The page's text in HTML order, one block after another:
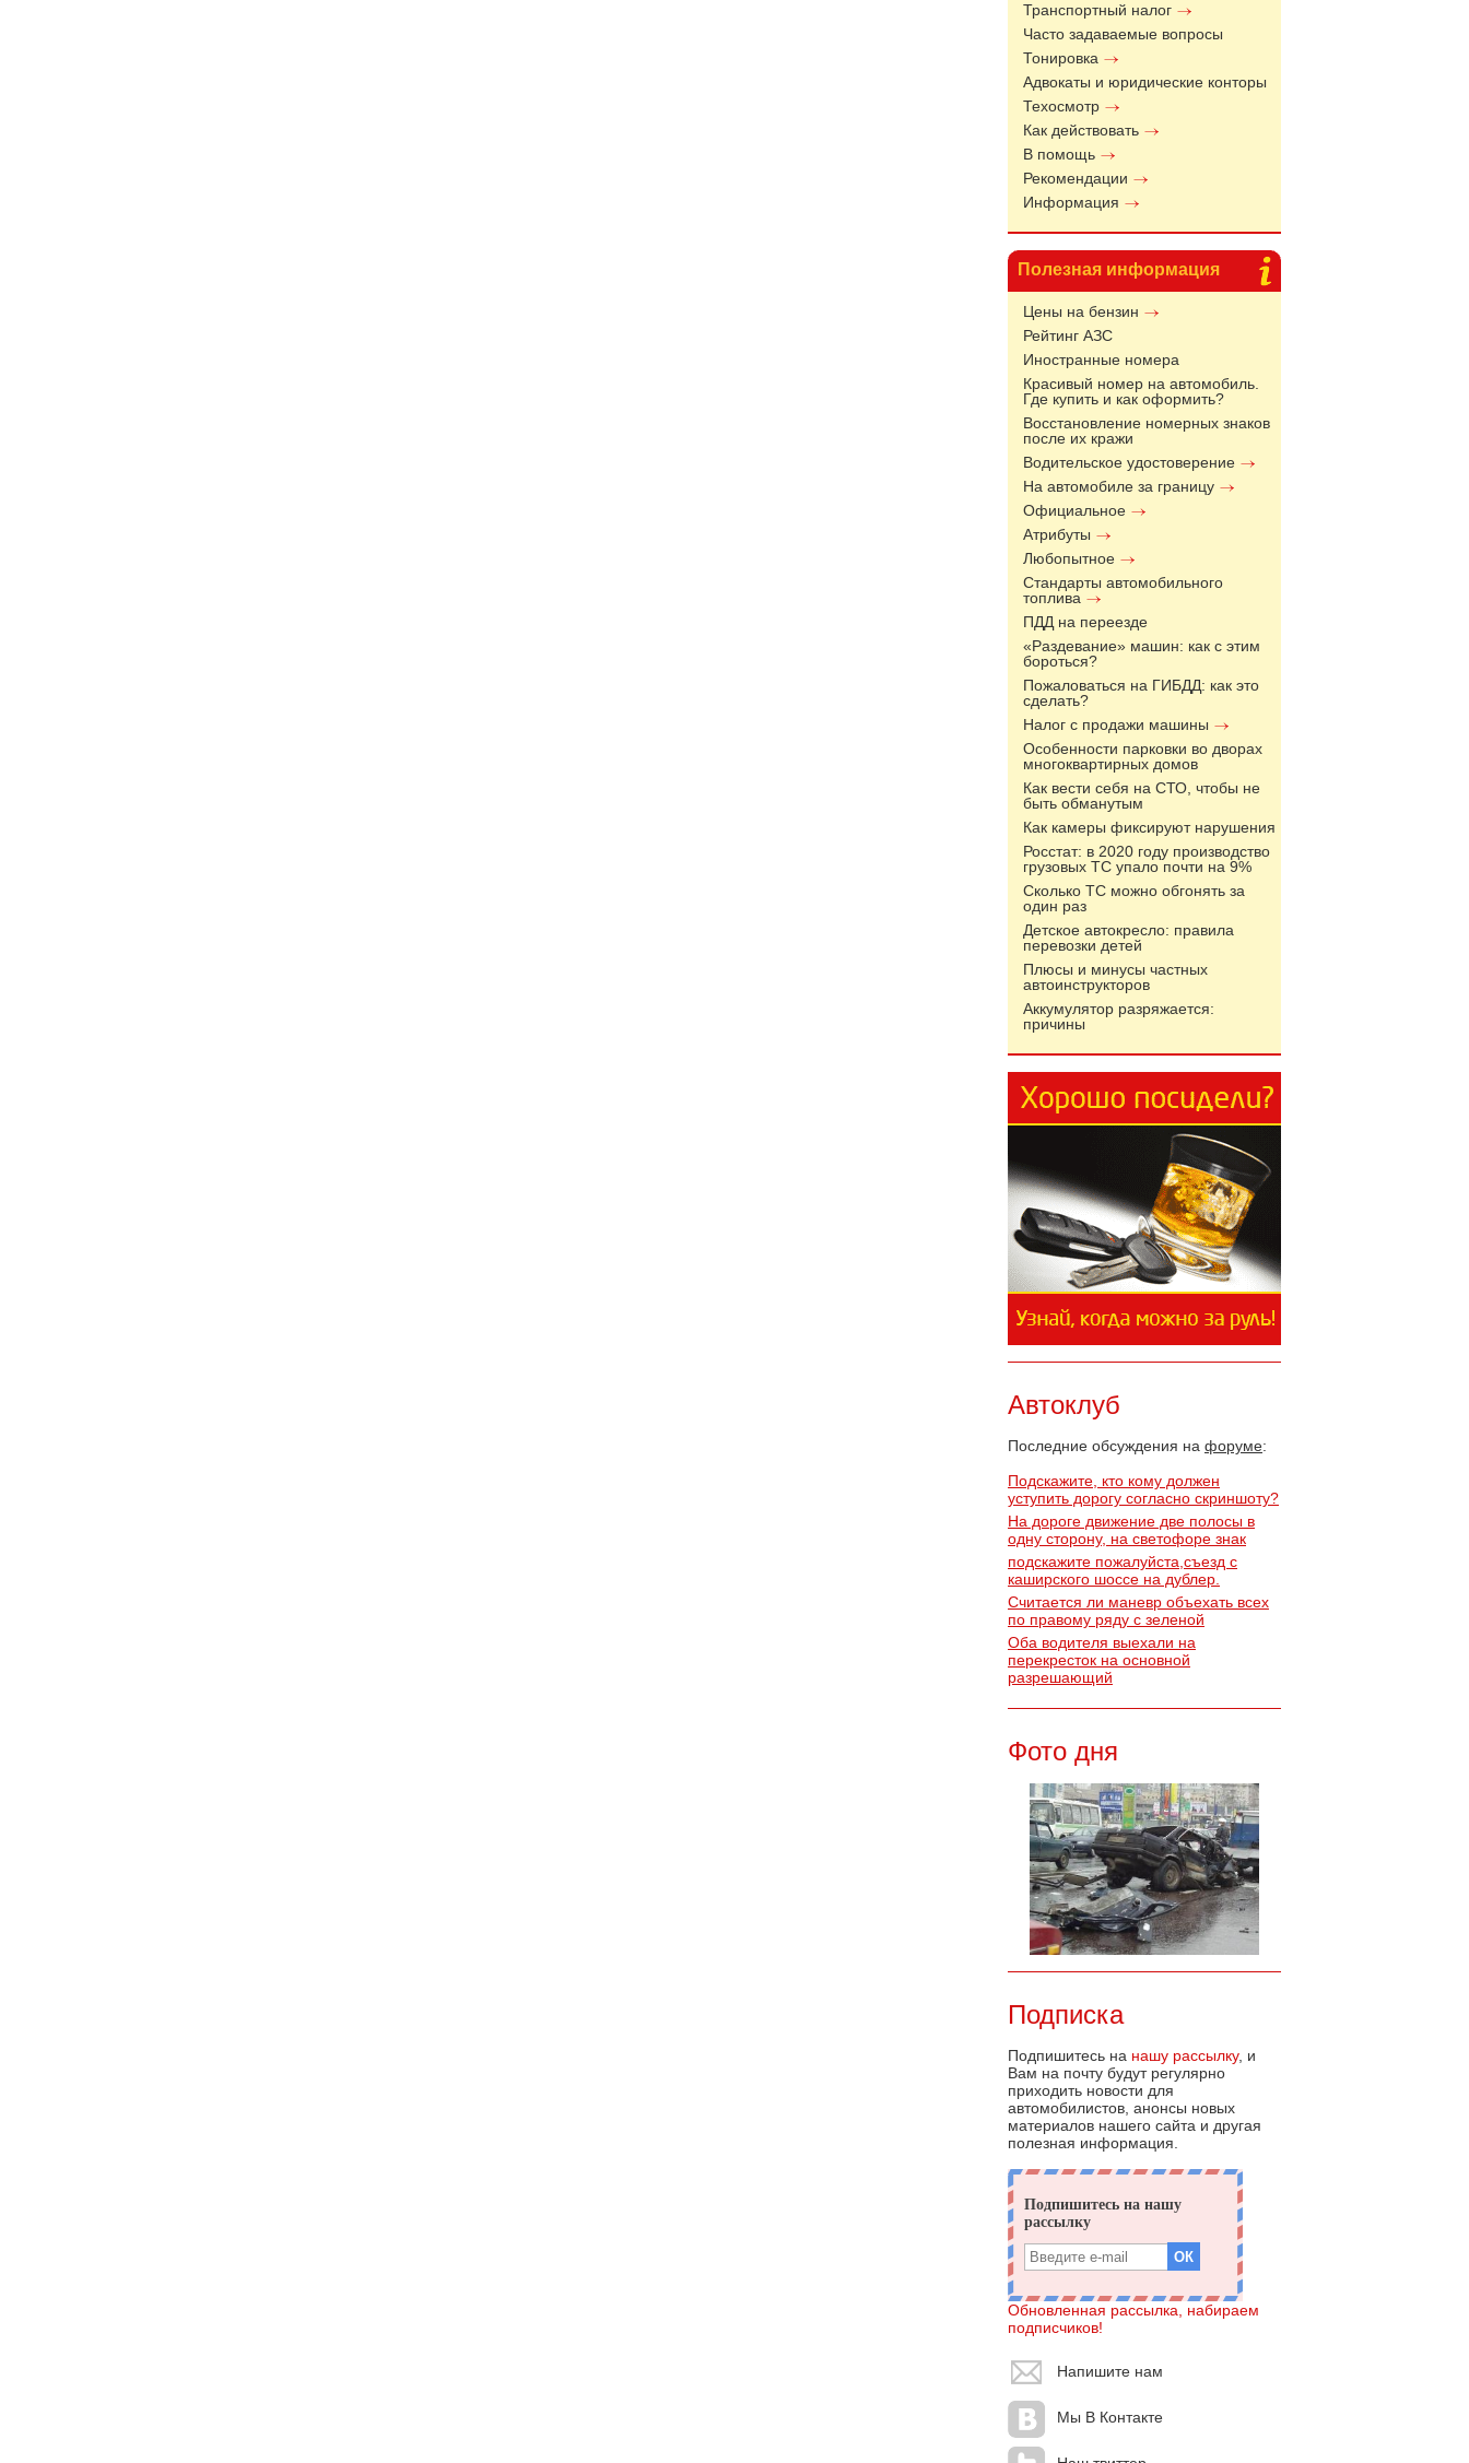
Транспортный налог
Часто задаваемые вопросы
Тонировка
Адвокаты и юридические конторы
Техосмотр
Как действовать
В помощь
Рекомендации
Информация
Полезная информация
Цены на бензин
Рейтинг АЗС
Иностранные номера
Красивый номер на автомобиль.
Где купить и как оформить?
Восстановление номерных знаков
после их кражи
Водительское удостоверение
На автомобиле за границу
Официальное
Атрибуты
Любопытное
Стандарты автомобильного
топлива
ПДД на переезде
«Раздевание» машин: как с этим
бороться?
Пожаловаться на ГИБДД: как это
сделать?
Налог с продажи машины
Особенности парковки во дворах
многоквартирных домов
Как вести себя на СТО, чтобы не
быть обманутым
Как камеры фиксируют нарушения
Росстат: в 2020 году производство
грузовых ТС упало почти на 9%
Сколько ТС можно обгонять за
один раз
Детское автокресло: правила
перевозки детей
Плюсы и минусы частных
автоинструкторов
Аккумулятор разряжается:
причины
Автоклуб
Последние обсуждения на форуме:
Подскажите, кто кому должен
уступить дорогу согласно скриншоту?
На дороге движение две полосы в
одну сторону, на светофоре знак
подскажите пожалуйста,съезд с
каширского шоссе на дублер.
Считается ли маневр объехать всех
по правому ряду с зеленой
Оба водителя выехали на
перекресток на основной
разрешающий
Фото дня
Подписка
Подпишитесь на нашу рассылку, и
Вам на почту будут регулярно
приходить новости для
автомобилистов, анонсы новых
материалов нашего сайта и другая
полезная информация.
Обновленная рассылка, набираем
подписчиков!
Напишите нам
Мы В Контакте